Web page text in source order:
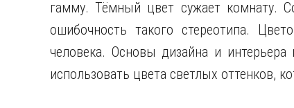
гамму. Тёмный цвет сужает комнату.
ошибочность такого стереотипа.
человека. Основы дизайна и
использовать цвета светлых оттенков,